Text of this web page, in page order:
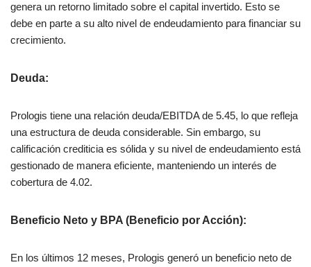
genera un retorno limitado sobre el capital invertido. Esto se
debe en parte a su alto nivel de endeudamiento para financiar su
crecimiento​.
Deuda:
Prologis tiene una relación deuda/EBITDA de 5.45, lo que refleja
una estructura de deuda considerable. Sin embargo, su
calificación crediticia es sólida y su nivel de endeudamiento está
gestionado de manera eficiente, manteniendo un interés de
cobertura de 4.02​.
Beneficio Neto y BPA (Beneficio por Acción):
En los últimos 12 meses, Prologis generó un beneficio neto de